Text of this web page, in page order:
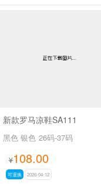
新款罗马凉鞋SA111
黑色 银色 26码-37码
¥108.00
可退换 2026-04-12